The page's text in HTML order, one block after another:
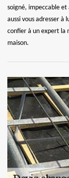
soigné, impeccable et
aussi vous adresser à
confier à un expert la
maison.